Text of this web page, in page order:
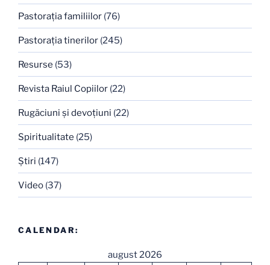
Pastoraţia familiilor (76)
Pastoraţia tinerilor (245)
Resurse (53)
Revista Raiul Copiilor (22)
Rugăciuni şi devoţiuni (22)
Spiritualitate (25)
Ştiri (147)
Video (37)
CALENDAR:
august 2026